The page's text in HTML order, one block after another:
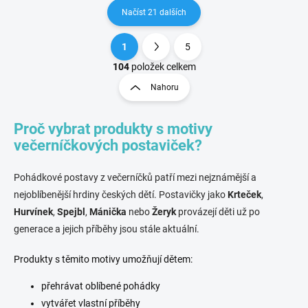
O
v
á
d
c
í
v
k
y
v
ý
i
u
Načíst 21 dalších
S
t
r
á
k
o
á
n
í
1
5
104položek celkem
Nahoru
Proč vybrat produkty s motivy
večerníčkových postaviček?
Pohádkové postavy z večerníčků patří mezi nejznámější a
nejoblíbenější hrdiny českých dětí. Postavičky jakoKrteček,
Hurvínek, Spejbl , Mánička neboŽerykprovázejí děti už po
generace a jejich příběhy jsou stále aktuální.
Produkty s těmito motivy umožňují dětem:
přehrávat oblíbené pohádky
vytvářet vlastní příběhy